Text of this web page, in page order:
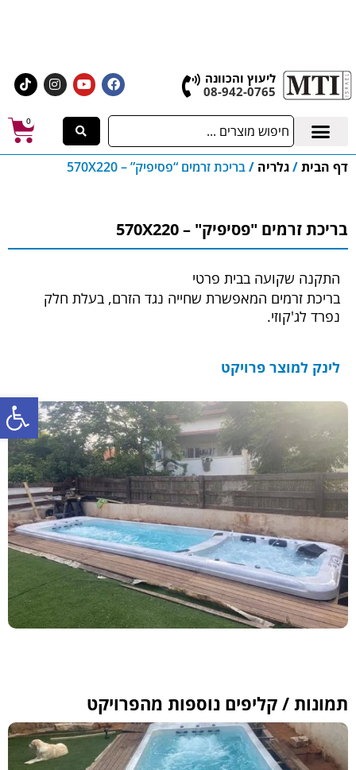
פתח סרגל נגישות
ליעוץ והכוונה
08-942-0765
0
דף הבית/גלריה/בריכת זרמים “פסיפיק” – 570X220
בריכת זרמים "פסיפיק" – 570X220
התקנה שקועה בבית פרטי
בריכת זרמים המאפשרת שחייה נגד הזרם, בעלת חלק
נפרד לג'קוזי.
לינק למוצר פרויקט
תמונות / קליפים נוספות מהפרויקט